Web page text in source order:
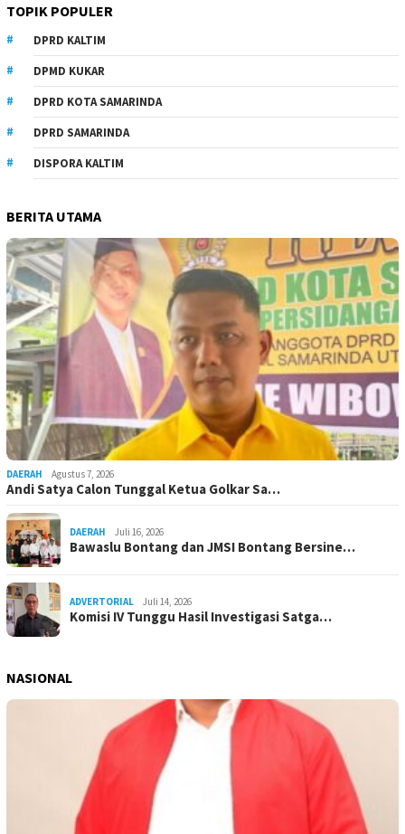
TOPIK POPULER
DPRD KALTIM
DPMD KUKAR
DPRD KOTA SAMARINDA
DPRD SAMARINDA
DISPORA KALTIM
BERITA UTAMA
DAERAH Agustus 7, 2026
Andi Satya Calon Tunggal Ketua Golkar Sa…
DAERAH Juli 16, 2026
Bawaslu Bontang dan JMSI Bontang Bersine…
ADVERTORIAL Juli 14, 2026
Komisi IV Tunggu Hasil Investigasi Satga…
NASIONAL